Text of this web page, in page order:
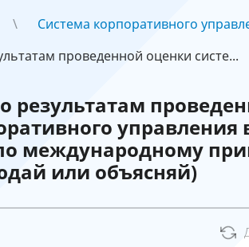
Система корпоративного
проведенной оценки систе...
результатам
управления
международному
или объясняй)